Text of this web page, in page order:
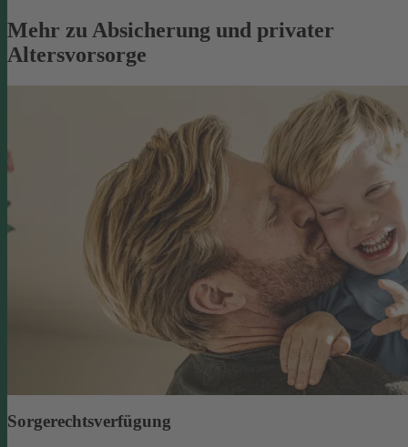
Mehr zu Absicherung und privater
Altersvorsorge
Sorgerechtsverfügung